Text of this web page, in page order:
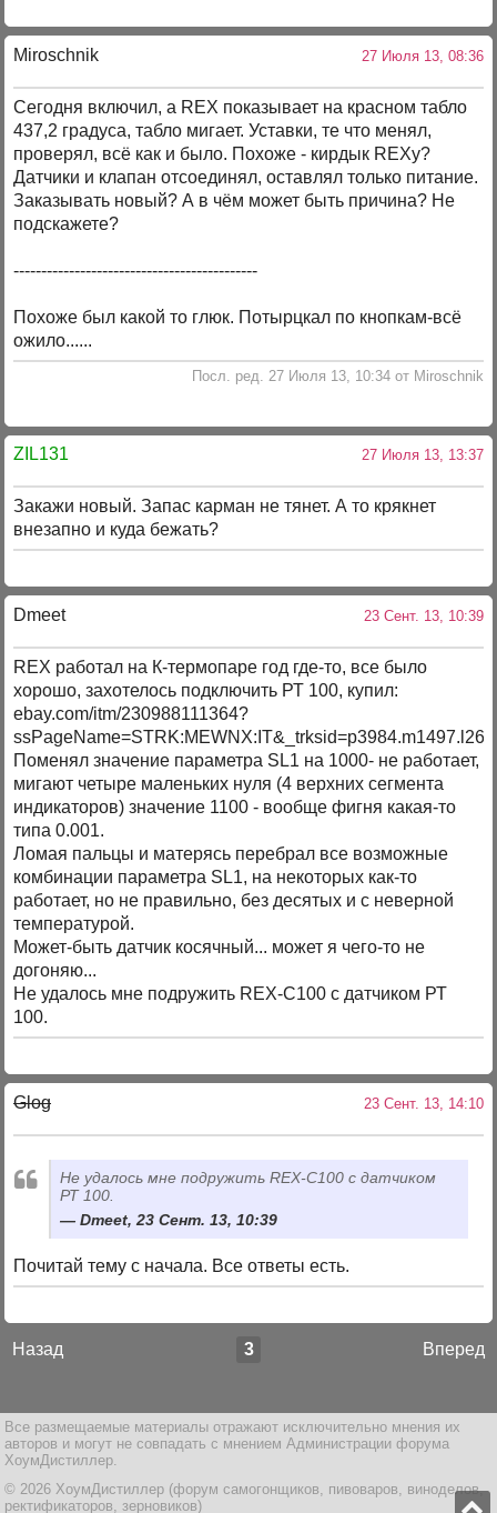
Miroschnik 27 Июля 13, 08:36
Сегодня включил, а REX показывает на красном табло
437,2 градуса, табло мигает. Уставки, те что менял,
проверял, всё как и было. Похоже - кирдык REXу?
Датчики и клапан отсоединял, оставлял только питание.
Заказывать новый? А в чём может быть причина? Не
подскажете?
--------------------------------------------
Похоже был какой то глюк. Потырцкал по кнопкам-всё
ожило......
Посл. ред. 27 Июля 13, 10:34 от Miroschnik
ZIL131 27 Июля 13, 13:37
Закажи новый. Запас карман не тянет. А то крякнет
внезапно и куда бежать?
Dmeet 23 Сент. 13, 10:39
REX работал на К-термопаре год где-то, все было
хорошо, захотелось подключить РТ 100, купил:
ebay.com/itm/230988111364?
Поменял значение параметра SL1 на 1000- не работает,
мигают четыре маленьких нуля (4 верхних сегмента
индикаторов) значение 1100 - вообще фигня какая-то
типа 0.001.
Ломая пальцы и матерясь перебрал все возможные
комбинации параметра SL1, на некоторых как-то
работает, но не правильно, без десятых и с неверной
температурой.
Может-быть датчик косячный... может я чего-то не
догоняю...
Не удалось мне подружить REX-C100 с датчиком РТ
100.
Glog 23 Сент. 13, 14:10
Не удалось мне подружить REX-C100 с датчиком
РТ 100.
Dmeet, 23 Сент. 13, 10:39
Почитай тему с начала. Все ответы есть.
Назад Вперед
3
Все размещаемые материалы отражают исключительно мнения их
авторов и могут не совпадать с мнением Администрации форума
ХоумДистиллер.
© 2026 ХоумДистиллер (форум самогонщиков, пивоваров, виноделов,
ректификаторов, зерновиков)